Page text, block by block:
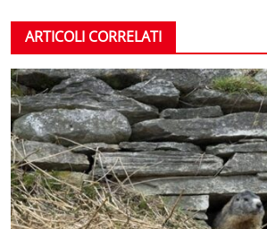
ARTICOLI CORRELATI